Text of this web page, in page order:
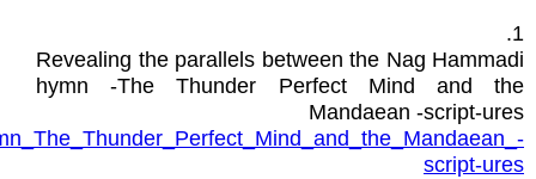
1.
Revealing the parallels between the Nag Hammadi
hymn -The Thunder Perfect Mind and the
Mandaean -script-ures
script-ures